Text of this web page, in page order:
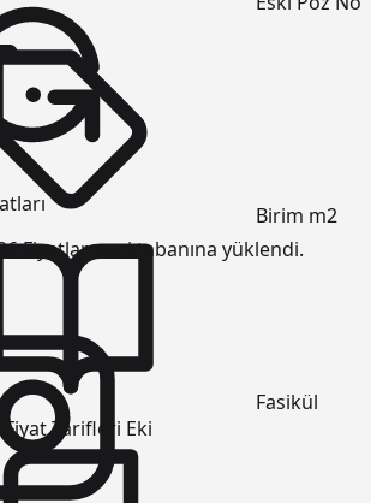
Fiyatları veri tabanına yüklendi.
Birim m2
Fasikül
Tarifleri Eki